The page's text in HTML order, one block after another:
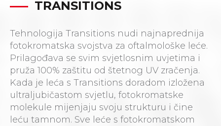
TRANSITIONS
Tehnologija Transitions nudi najnaprednija
fotokromatska svojstva za oftalmološke leće.
Prilagođava se svim svjetlosnim uvjetima i
pruža 100% zaštitu od štetnog UV zračenja.
Kada je leća s Transitions doradom izložena
ultraljubičastom svjetlu, fotokromatske
molekule mijenjaju svoju strukturu i čine
leću tamnom. Sve leće s fotokromatskom